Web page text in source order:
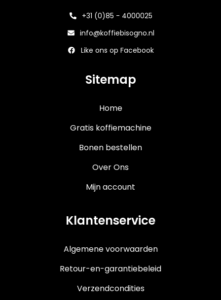
+31 (0)85 - 4000025
info@koffiebisogno.nl
Like ons op Facebook
Sitemap
Home
Gratis koffiemachine
Bonen bestellen
Over Ons
Mijn account
Klantenservice
Algemene voorwaarden
Retour-en-garantiebeleid
Verzendcondities